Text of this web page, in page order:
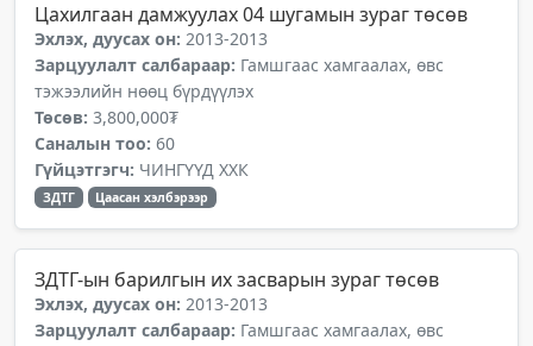
Цахилгаан дамжуулах 04 шугамын зураг төсөв
Эхлэх, дуусах он: 2013-2013
Зарцуулалт салбараар: Гамшгаас хамгаалах, өвс
тэжээлийн нөөц бүрдүүлэх
Төсөв: 3,800,000₮
Саналын тоо: 60
Гүйцэтгэгч: ЧИНГҮҮД ХХК
ЗДТГ Цаасан хэлбэрээр
ЗДТГ-ын барилгын их засварын зураг төсөв
Эхлэх, дуусах он: 2013-2013
Зарцуулалт салбараар: Гамшгаас хамгаалах, өвс